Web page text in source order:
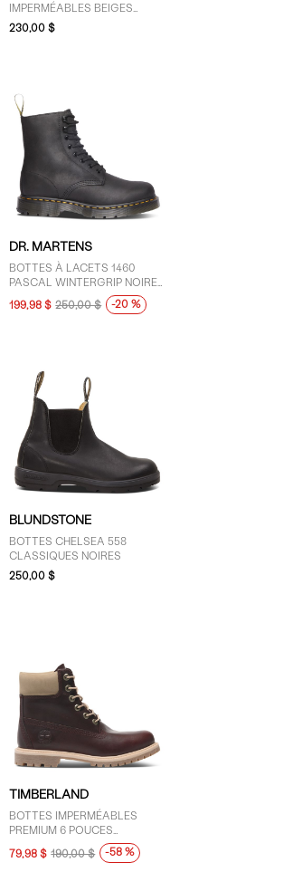
IMPERMÉABLES BEIGES
POUR FEMMES
230,00 $
DR. MARTENS
BOTTES À LACETS 1460
PASCAL WINTERGRIP NOIRES
POUR FEMMES
199,98 $ 250,00 $ -20 %
BLUNDSTONE
BOTTES CHELSEA 558
CLASSIQUES NOIRES
250,00 $
TIMBERLAND
BOTTES IMPERMÉABLES
PREMIUM 6 POUCES
BOURGOGNE POUR FEMMES
79,98 $ 190,00 $ -58 %